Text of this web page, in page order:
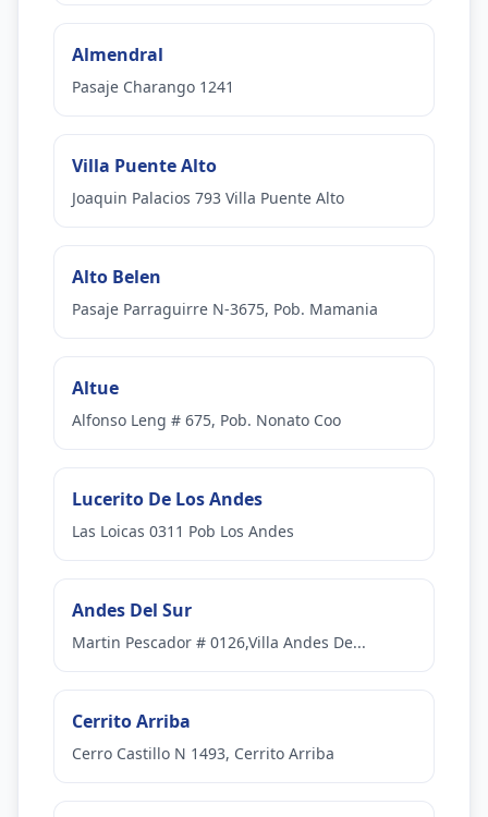
Almendral
Pasaje Charango 1241
Villa Puente Alto
Joaquin Palacios 793 Villa Puente Alto
Alto Belen
Pasaje Parraguirre N-3675, Pob. Mamania
Altue
Alfonso Leng # 675, Pob. Nonato Coo
Lucerito De Los Andes
Las Loicas 0311 Pob Los Andes
Andes Del Sur
Martin Pescador # 0126,Villa Andes De...
Cerrito Arriba
Cerro Castillo N 1493, Cerrito Arriba